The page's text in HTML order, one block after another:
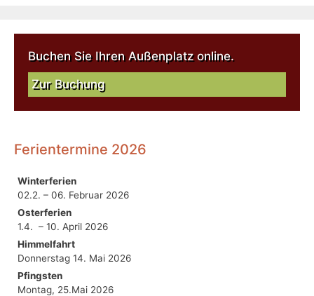
Buchen Sie Ihren Außenplatz online.
Zur Buchung
Ferientermine 2026
Winterferien
02.2. – 06. Februar 2026
Osterferien
1.4. – 10. April 2026
Himmelfahrt
Donnerstag 14. Mai 2026
Pfingsten
Montag, 25.Mai 2026